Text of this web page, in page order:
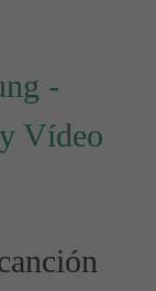
-
Vídeo